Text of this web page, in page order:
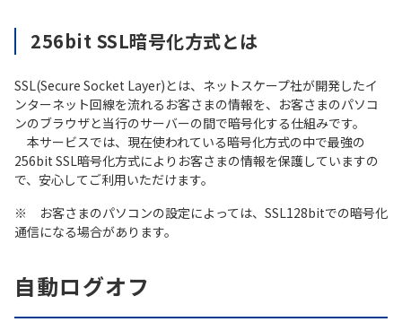
256bit SSL暗号化方式とは
SSL(Secure Socket Layer)とは、ネットスケープ社が開発したイ
ンターネット回線を流れるお客さまの情報を、お客さまのパソコ
ンのブラウザと当行のサーバーの間で暗号化する仕組みです。
本サービスでは、現在使われている暗号化方式の中で最強の
256bit SSL暗号化方式によりお客さまの情報を保護していますの
で、安心してご利用いただけます。
※ お客さまのパソコンの設定によっては、SSL128bitでの暗号化
通信になる場合があります。
自動ログオフ